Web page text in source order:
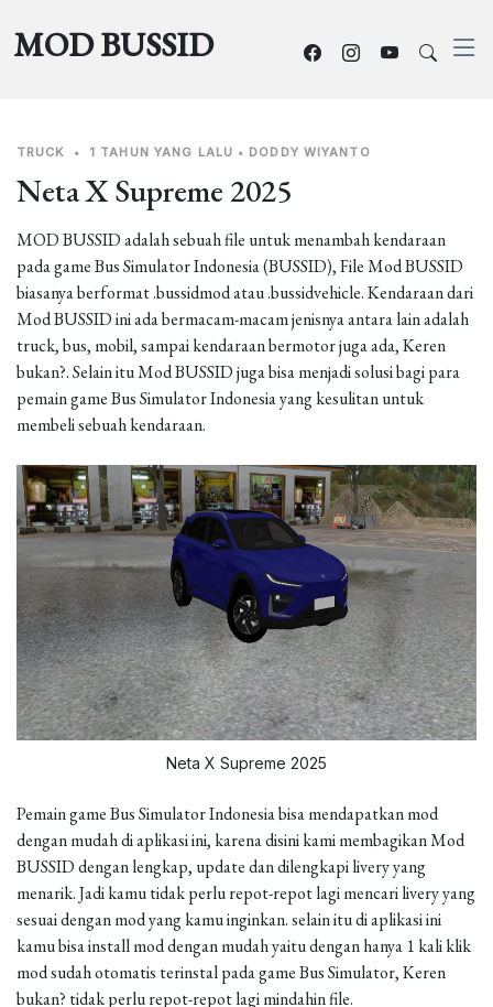
MOD BUSSID
TRUCK • 1 TAHUN YANG LALU • DODDY WIYANTO
Neta X Supreme 2025
MOD BUSSID adalah sebuah file untuk menambah kendaraan
pada game Bus Simulator Indonesia (BUSSID), File Mod BUSSID
biasanya berformat .bussidmod atau .bussidvehicle. Kendaraan dari
Mod BUSSID ini ada bermacam-macam jenisnya antara lain adalah
truck, bus, mobil, sampai kendaraan bermotor juga ada, Keren
bukan?. Selain itu Mod BUSSID juga bisa menjadi solusi bagi para
pemain game Bus Simulator Indonesia yang kesulitan untuk
membeli sebuah kendaraan.
Neta X Supreme 2025
Pemain game Bus Simulator Indonesia bisa mendapatkan mod
dengan mudah di aplikasi ini, karena disini kami membagikan Mod
BUSSID dengan lengkap, update dan dilengkapi livery yang
menarik. Jadi kamu tidak perlu repot-repot lagi mencari livery yang
sesuai dengan mod yang kamu inginkan. selain itu di aplikasi ini
kamu bisa install mod dengan mudah yaitu dengan hanya 1 kali klik
mod sudah otomatis terinstal pada game Bus Simulator, Keren
bukan? tidak perlu repot-repot lagi mindahin file.